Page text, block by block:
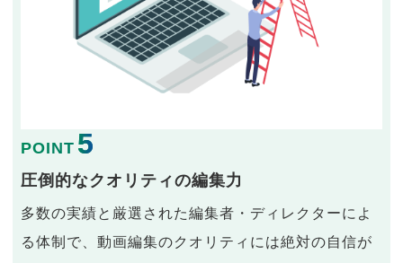
POINT 5
圧倒的なクオリティの編集力
多数の実績と厳選された編集者・ディレクターによ
る体制で、動画編集のクオリティには絶対の自信が